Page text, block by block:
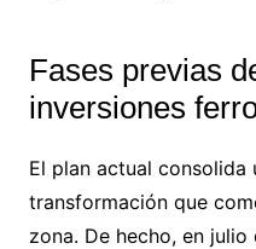
Fases previas
inversiones
El plan actual consolida
transformación que
zona. De hecho, en